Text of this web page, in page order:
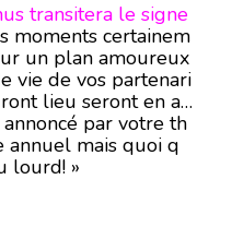
transitera le signe
moments certainem
un plan amoureux
vie de vos partenari
lieu seront en ad
par votre th
annuel mais quoi q
lourd! »